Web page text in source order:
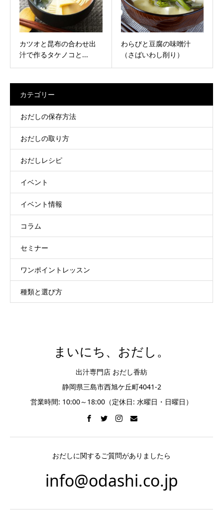
カツオと昆布の合わせ出
汁で作るタケノコと...
わらびと豆腐の味噌汁
（さばいわし削り）
カテゴリー
おだしの保存方法
おだしの取り方
おだしレシピ
イベント
イベント情報
コラム
セミナー
ワンポイントレッスン
種類と選び方
まいにち、おだし。
出汁専門店 おだし香紡
静岡県三島市西旭ケ丘町4041-2
営業時間: 10:00～18:00（定休日: 水曜日・日曜日）
おだしに関するご質問がありましたら
info@odashi.co.jp